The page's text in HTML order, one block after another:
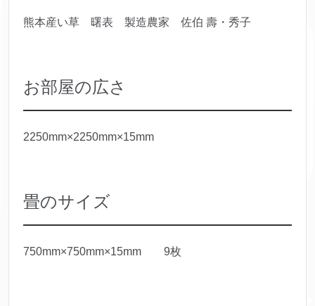
熊本産い草 曙表 製造農家 佐伯 壽・秀子
お部屋の広さ
2250mm×2250mm×15mm
畳のサイズ
750mm×750mm×15mm 9枚